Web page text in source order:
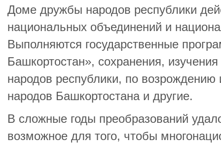
Доме дружбы народов республики
национальных объединений и
Выполняются государственные
Башкортостан», сохранения,
народов республики, по
народов Башкортостана и другие.
В сложные годы преобразований
возможное для того, чтобы